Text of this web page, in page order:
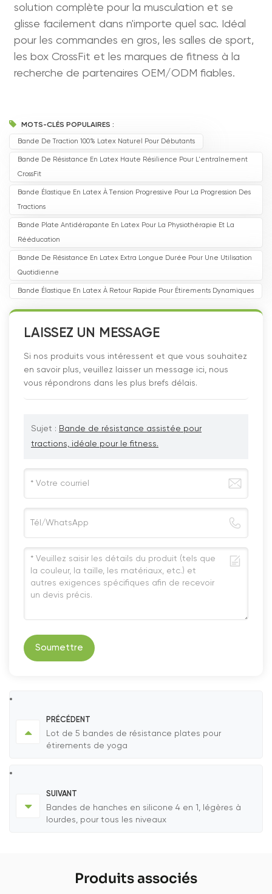
solution complète pour la musculation et se
glisse facilement dans n'importe quel sac. Idéal
pour les commandes en gros, les salles de sport,
les box CrossFit et les marques de fitness à la
recherche de partenaires OEM/ODM fiables.
MOTS-CLÉS POPULAIRES :
Bande De Traction 100% Latex Naturel Pour Débutants
Bande De Résistance En Latex Haute Résilience Pour L'entraînement
CrossFit
Bande Élastique En Latex À Tension Progressive Pour La Progression Des
Tractions
Bande Plate Antidérapante En Latex Pour La Physiothérapie Et La
Rééducation
Bande De Résistance En Latex Extra Longue Durée Pour Une Utilisation
Quotidienne
Bande Élastique En Latex À Retour Rapide Pour Étirements Dynamiques
LAISSEZ UN MESSAGE
Si nos produits vous intéressent et que vous souhaitez
en savoir plus, veuillez laisser un message ici, nous
vous répondrons dans les plus brefs délais.
Sujet : Bande de résistance assistée pour
tractions, idéale pour le fitness.
Soumettre
PRÉCÉDENT
Lot de 5 bandes de résistance plates pour
étirements de yoga
SUIVANT
Bandes de hanches en silicone 4 en 1, légères à
lourdes, pour tous les niveaux
Produits associés